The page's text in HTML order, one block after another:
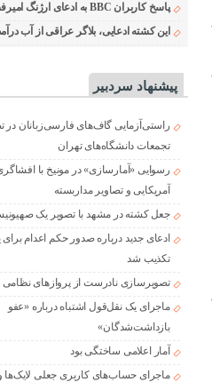
پاسخ کاربران BBC به ادعای ارژنگ امیرفضلی
این کشته ادعایی، بلاگر عراقی از آب
پیشنهاد سردبیر
راستی‌آزمایی گاف‌های فارسی‌زبانان در
تجمعات دانشگاه‌های تهران
رسوایی «آمارسازی» در مونیخ با
آمریکایی و تصاویر مداربسته
جعل کشته در مشهد با تصویر یک
ادعای جدید درباره صدور حکم اعدام
تکذیب شد
تصویرسازی نادرست از پروازهای نظامی
ماجرای یک نقل‌قول اشتباه درباره «عفو
بازداشت‌شدگان»
آمار اعلامی ساختگی بود
ماجرای حساب‌های کاربری جعلی لایک‌ها